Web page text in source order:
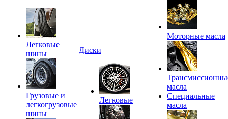
Легковые
шины
Грузовые и
легкогрузовые
шины
Диски
Легковые
Моторные масла
масла
Специальные
масла